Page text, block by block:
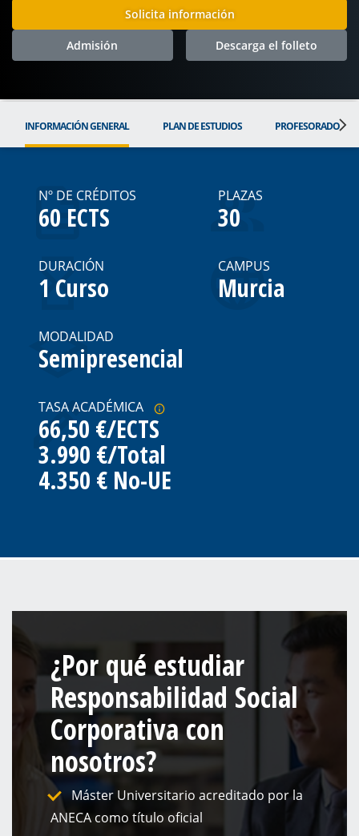
Solicita información
Admisión Descarga el folleto
INFORMACIÓN GENERAL PLAN DE ESTUDIOS PROFESORADO
MODALIDAD
Semipresencial
Nº DE CRÉDITOS
60 ECTS
TASA ACADÉMICA
66,50 €/ECTS
3.990 €/Total
4.350 € No-UE
PLAZAS
30
DURACIÓN
1 Curso
CAMPUS
Murcia
¿Por qué estudiar
Responsabilidad Social
Corporativa con
nosotros?
Máster Universitario acreditado por la
ANECA como título oficial